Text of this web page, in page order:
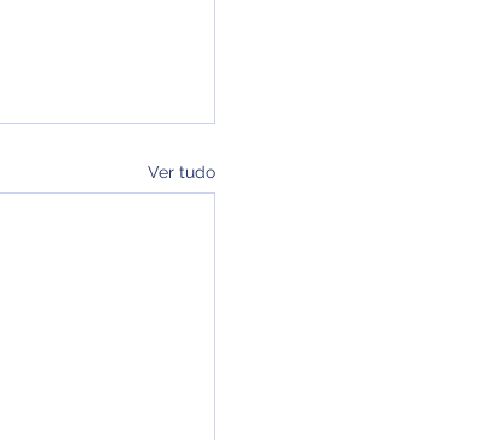
Ver tudo